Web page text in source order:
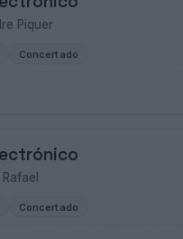
Piquer
Concertado
Concertado